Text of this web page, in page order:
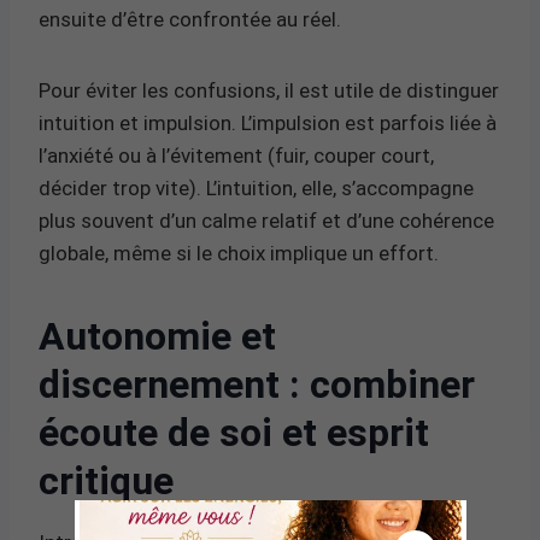
ensuite d’être confrontée au réel.
Pour éviter les confusions, il est utile de distinguer
intuition et impulsion. L’impulsion est parfois liée à
l’anxiété ou à l’évitement (fuir, couper court,
décider trop vite). L’intuition, elle, s’accompagne
plus souvent d’un calme relatif et d’une cohérence
globale, même si le choix implique un effort.
Autonomie et
discernement : combiner
écoute de soi et esprit
critique